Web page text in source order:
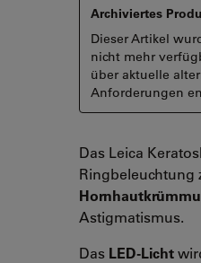
Archiviertes
Dieser Artikel
nicht mehr
über aktuelle
Anforderungen
Das Leica
Ringbeleuchtung
Astigmatismus.
Das LED-Licht